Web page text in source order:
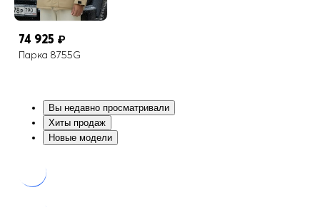
74 925 ₽
Парка 8755G
Вы недавно просматривали
Хиты продаж
Новые модели